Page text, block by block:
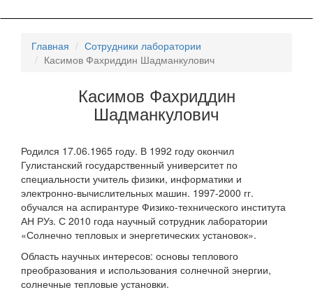
Главная
Сотрудники лаборатории
Касимов Фахриддин Шадманкулович
Касимов Фахриддин
Шадманкулович
Родился 17.06.1965 году. В 1992 году окончил
Гулистанский государственный университет по
специальности учитель физики, информатики и
электронно-вычислительных машин. 1997-2000 гг.
обучался на аспирантуре Физико-технического института
АН РУз. С 2010 года научный сотрудник лаборатории
«Солнечно тепловых и энергетических установок».
Область научных интересов: основы теплового
преобразования и использования солнечной энергии,
солнечные тепловые установки.